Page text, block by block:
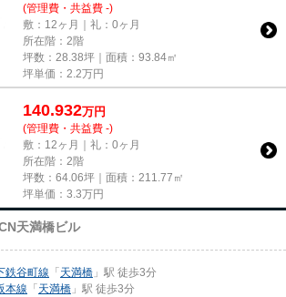
(管理費・共益費 -)
敷：12ヶ月｜礼：0ヶ月
所在階：2階
坪数：28.38坪｜面積：93.84㎡
坪単価： 2.2万円
140.932万円
(管理費・共益費 -)
敷：12ヶ月｜礼：0ヶ月
所在階：2階
坪数：64.06坪｜面積：211.77㎡
坪単価： 3.3万円
天満橋ビル
鉄谷町線 「天満橋 」駅 徒歩3分
本線 「天満橋 」駅 徒歩3分